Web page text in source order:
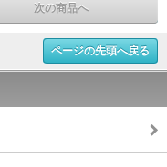
次の商品へ
ページの先頭へ戻る